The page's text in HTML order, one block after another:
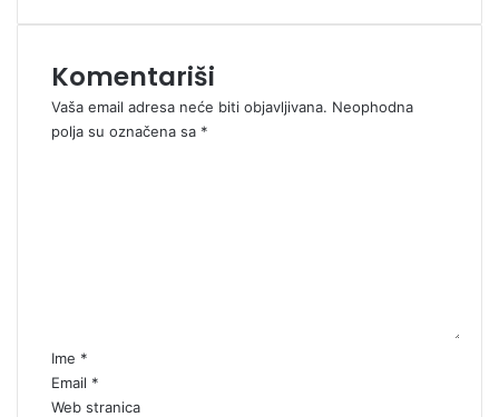
Komentariši
Vaša email adresa neće biti objavljivana. Neophodna
polja su označena sa *
*Ime *
Email *
Web stranica